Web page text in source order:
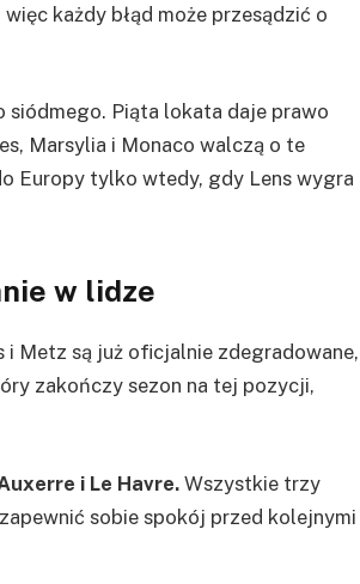
każdy błąd może przesądzić o
Piąta lokata daje prawo
Marsylia i Monaco walczą o te
Europy tylko wtedy, gdy Lens wygra
w lidze
Metz są już oficjalnie zdegradowane,
zakończy sezon na tej pozycji,
i Le Havre. Wszystkie trzy
sobie spokój przed kolejnymi